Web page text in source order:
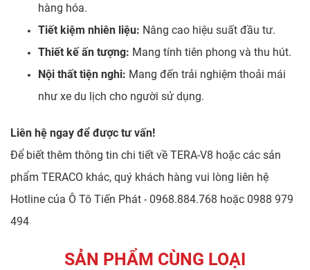
hàng hóa.
Tiết kiệm nhiên liệu: Nâng cao hiệu suất đầu tư.
Thiết kế ấn tượng: Mang tính tiên phong và thu hút.
Nội thất tiện nghi: Mang đến trải nghiệm thoải mái
như xe du lịch cho người sử dụng.
Liên hệ ngay để được tư vấn!
Để biết thêm thông tin chi tiết về TERA-V8 hoặc các sản
phẩm TERACO khác, quý khách hàng vui lòng liên hệ
Hotline của Ô Tô Tiến Phát - 0968.884.768 hoặc 0988 979
494
SẢN PHẨM CÙNG LOẠI